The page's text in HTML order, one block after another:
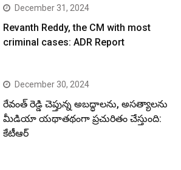
December 31, 2024
Revanth Reddy, the CM with most
criminal cases: ADR Report
December 30, 2024
రేవంత్ రెడ్డి చెప్తున్న అబద్ధాలను, అసత్యాలను
మీడియా యథాతథంగా ప్రచురితం చేస్తుంది:
కేటీఆర్